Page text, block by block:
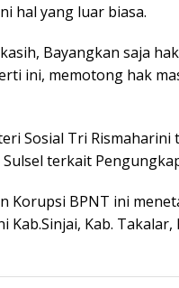
hal yang luar biasa.
Bayangkan saja
ini, memotong hak
Sosial Tri
terkait
Korupsi BPNT ini
Kab.Sinjai, Kab.